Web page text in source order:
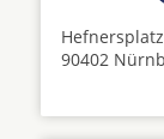
90402